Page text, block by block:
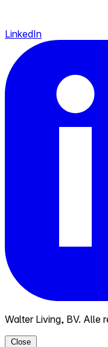
LinkedIn
Walter Living, BV. Alle
Close